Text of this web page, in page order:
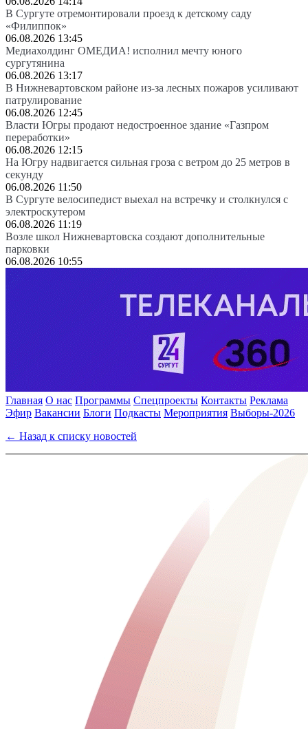
В Сургуте отремонтировали проезд к детскому саду
«Филиппок»
06.08.2026 13:45
Медиахолдинг ОМЕДИА! исполнил мечту юного
сургутянина
06.08.2026 13:17
В Нижневартовском районе из-за лесных пожаров усиливают
патрулирование
06.08.2026 12:45
Власти Югры продают недостроенное здание «Газпром
переработки»
06.08.2026 12:15
На Югру надвигается сильная гроза с ветром до 25 метров в
секунду
06.08.2026 11:50
В Сургуте велосипедист выехал на встречку и столкнулся с
электроскутером
06.08.2026 11:19
Возле школ Нижневартовска создают дополнительные
парковки
06.08.2026 10:55
Главная О нас Программы Спецпроекты Контакты Реклама
Эфир Вакансии Блоги Подкасты Мероприятия Выборы-2026
← Назад к списку новостей